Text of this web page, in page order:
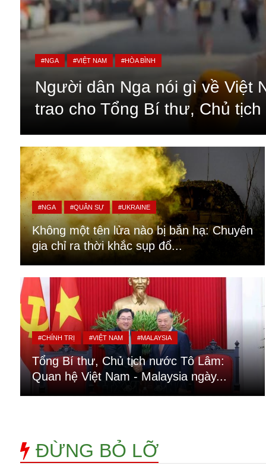
An ninh
Anh
Australia
Amazon
Army Games
Angela Merkel
Aeroflot
ASEAN
Argentina
Ai
Azovstal
#NGA #VIỆT NAM #HÒA BÌNH
Người dân Nga nói gì về Việt
trao cho Tổng Bí thư, Chủ
#NGA #QUÂN SỰ #UKRAINE
Không một tên lửa nào bị bắn hạ: Chuyên
gia chỉ ra thời khắc sụp đổ...
#CHÍNH TRỊ #VIỆT NAM #MALAYSIA
Tổng Bí thư, Chủ tịch nước Tô Lâm:
Quan hệ Việt Nam - Malaysia ngày...
ĐỪNG BỎ LỠ